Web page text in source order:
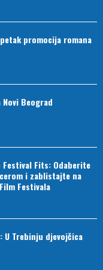
promocija romana
Beograd
Fits: Odaberite
i zablistajte na
Festivala
U Trebinju djevojčica